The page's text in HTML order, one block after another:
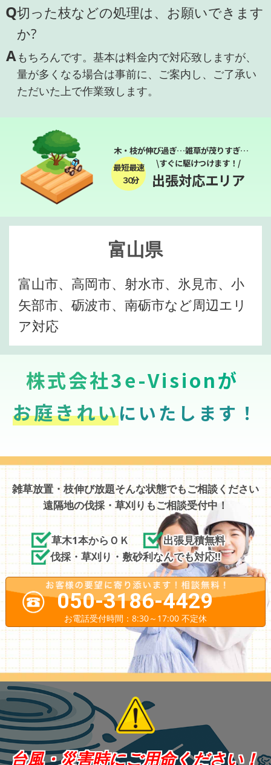
Q切った枝などの処理は、お願いできます
か?
Aもちろんです。基本は料金内で対応致しますが、
量が多くなる場合は事前に、ご案内し、ご了承い
ただいた上で作業致します。
木・枝が伸び過ぎ…雑草が茂りすぎ…
最短最速
３０分
\すぐに駆けつけます！/
出張対応エリア
富山県
富山市、高岡市、射水市、氷見市、小
矢部市、砺波市、南砺市など周辺エリ
ア対応
株式会社3e-Visionが
お庭きれいにいたします！
雑草放置・枝伸び放題そんな状態でもご相談ください
遠隔地の伐採・草刈りもご相談受付中！
草木1本からＯＫ
出張見積無料
伐採・草刈り・敷砂利なんでも対応!!
050-3186-4429
お電話受付時間：8:30～17:00 不定休
台風・災害時にご用命ください！